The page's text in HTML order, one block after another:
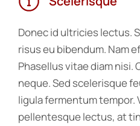
Donec id ultricies lectus.
risus eu bibendum. Nam
Phasellus vitae diam nisi.
neque. Sed scelerisque
ligula fermentum tempor.
pellentesque lectus, at